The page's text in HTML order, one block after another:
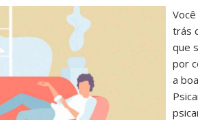
trás
que
por
a